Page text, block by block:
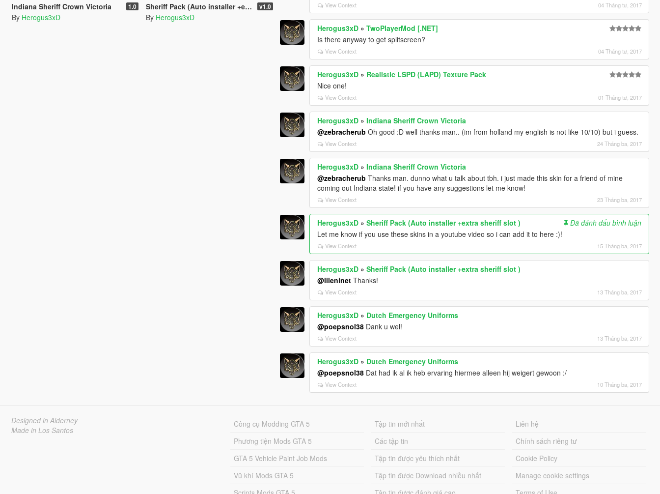
Indiana Sheriff Crown Victoria 1.0
By Herogus3xD
Sheriff Pack (Auto installer +extra sheriff slot ) v1.0
By Herogus3xD
View Context 04 Tháng tư, 2017
Herogus3xD »TwoPlayerMod [.NET]
Is there anyway to get splitscreen?
View Context 04 Tháng tư, 2017
Herogus3xD » Realistic LSPD (LAPD) Texture Pack
Nice one!
View Context 01 Tháng tư, 2017
Herogus3xD »Indiana Sheriff Crown Victoria
@zebracherub Oh good :D well thanks man.. (im from holland my english is not like 10/10) but i guess.
View Context 24 Tháng ba, 2017
Herogus3xD »Indiana Sheriff Crown Victoria
@zebracherub Thanks man. dunno what u talk about tbh. i just made this skin for a friend of mine
coming out Indiana state! if you have any suggestions let me know!
View Context 23 Tháng ba, 2017
Herogus3xD »Sheriff Pack (Auto installer +extra sheriff slot )
Đã đánh dấu bình luận
Let me know if you use these skins in a youtube video so i can add it to here :)!
View Context 15 Tháng ba, 2017
Herogus3xD »Sheriff Pack (Auto installer +extra sheriff slot )
@lileninet Thanks!
View Context 13 Tháng ba, 2017
Herogus3xD » Dutch Emergency Uniforms
@poepsnol38 Dank u wel!
View Context 13 Tháng ba, 2017
Herogus3xD » Dutch Emergency Uniforms
@poepsnol38 Dat had ik al ik heb ervaring hiermee alleen hij weigert gewoon :/
View Context 10 Tháng ba, 2017
Designed in Alderney
Made in Los Santos
Công cụ Modding GTA 5
Phương tiện Mods GTA 5
GTA 5 Vehicle Paint Job Mods
Vũ khí Mods GTA 5
Tập tin mới nhất
Các tập tin
Tập tin được yêu thích nhất
Tập tin được Download nhiều nhất
Liên hệ
Chính sách riêng tư
Cookie Policy
Manage cookie settings